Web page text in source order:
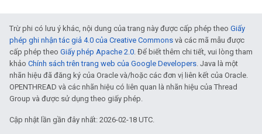
Trừ phi có lưu ý khác, nội dung của trang này được cấp phép theo Giấy
phép ghi nhận tác giả 4.0 của Creative Commons và các mã mẫu được
cấp phép theo Giấy phép Apache 2.0. Để biết thêm chi tiết, vui lòng tham
khảo Chính sách trên trang web của Google Developers. Java là một
nhãn hiệu đã đăng ký của Oracle và/hoặc các đơn vị liên kết của Oracle.
OPENTHREAD và các nhãn hiệu có liên quan là nhãn hiệu của Thread
Group và được sử dụng theo giấy phép.
Cập nhật lần gần đây nhất: 2026-02-18 UTC.